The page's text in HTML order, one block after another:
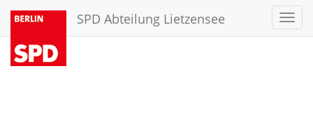
SPD Abteilung Lietzensee